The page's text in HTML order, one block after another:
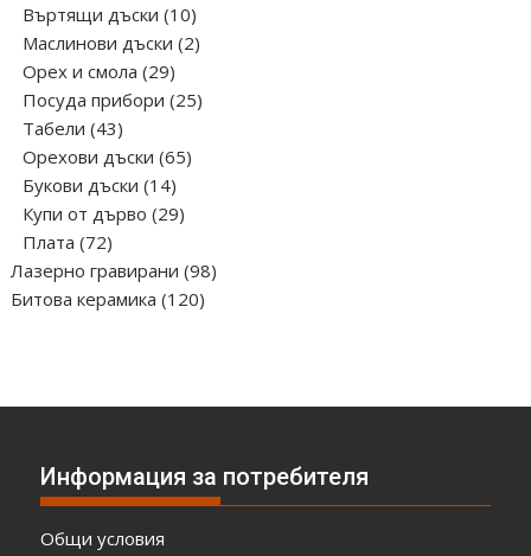
Въртящи дъски 1010
продукта
Маслинови дъски 22
Орех и смола 2929
продукта
Посуда прибори 2525
Табели 4343
продукта
Орехови дъски 6565
Букови дъски 1414
продукта
Купи от дърво 2929
Плата 7272
продукта
Лазерно гравирани 9898
Битова керамика 120120
Информация за потребителя
Общи условия